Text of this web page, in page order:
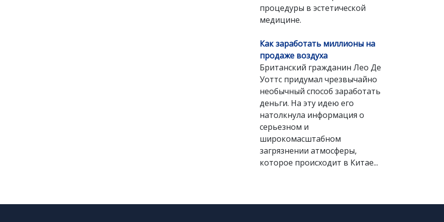
процедуры в эстетической
медицине.
Как заработать миллионы на
продаже воздуха
Британский гражданин Лео Де
Уоттс придумал чрезвычайно
необычный способ заработать
деньги. На эту идею его
натолкнула информация о
серьезном и
широкомасштабном
загрязнении атмосферы,
которое происходит в Китае...